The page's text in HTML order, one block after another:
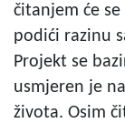
čitanjem će
podići razinu
Projekt se
usmjeren je
života. Osim